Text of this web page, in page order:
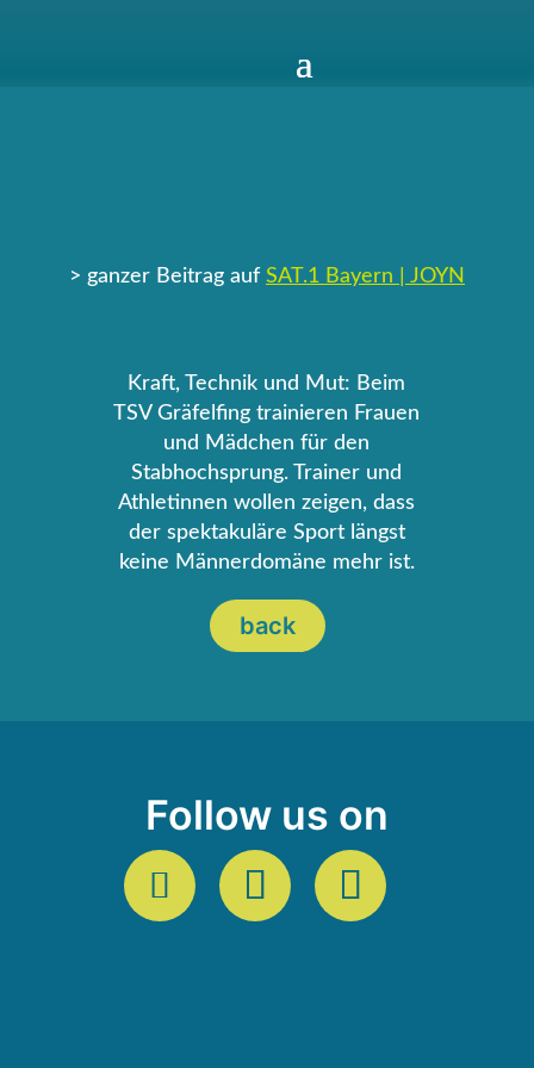
> ganzer Beitrag auf SAT.1 Bayern | JOYN
Kraft, Technik und Mut: Beim
TSV Gräfelfing trainieren Frauen
und Mädchen für den
Stabhochsprung. Trainer und
Athletinnen wollen zeigen, dass
der spektakuläre Sport längst
keine Männerdomäne mehr ist.
back
Follow us on